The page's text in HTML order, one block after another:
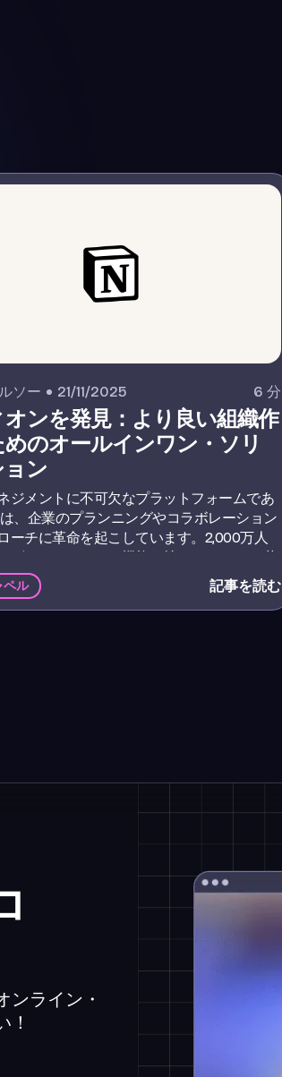
ソー 21/11/2025 6 分
オンを発見：より良い組織作
めのオールインワン・ソリ
ョン
ジメントに不可欠なプラットフォームであ
、企業のプランニングやコラボレーション
ーチに革命を起こしています。2,000万人
ザーとユニークな機能を持つNotionは、革
ムに選ばれています。
ペル 記事を読む
ンライン・
！